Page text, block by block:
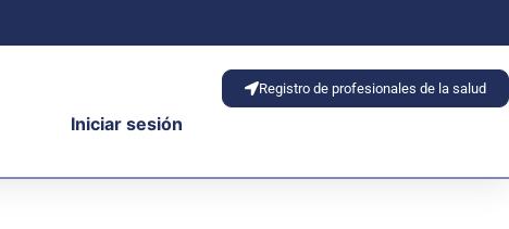
Registro de profesionales de la salud
Iniciar sesión